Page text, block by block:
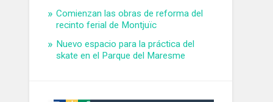
Comienzan las obras de reforma del
recinto ferial de Montjuïc
Nuevo espacio para la práctica del
skate en el Parque del Maresme